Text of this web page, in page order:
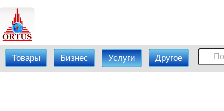
Товары Бизнес Услуги Другое